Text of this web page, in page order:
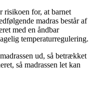
risikoen for, at barnet
madras består af
med en åndbar
temperaturregulering.
ud, så betrækket
så madrassen let kan